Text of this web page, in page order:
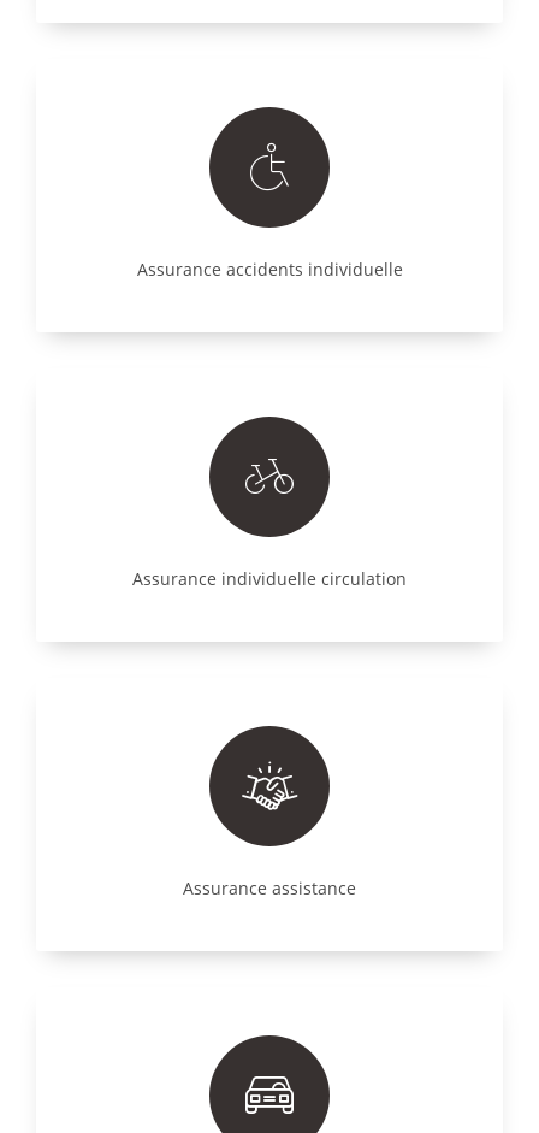
Assurance accidents individuelle
Assurance individuelle circulation
Assurance assistance